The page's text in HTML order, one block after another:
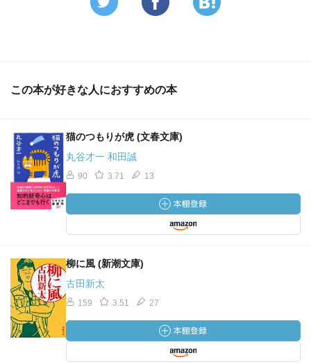
この本が好きな人におすすめの本
猫のつもりが虎 (文春文庫)
丸谷才一 和田誠
90 3.71 13
柳に風 (新潮文庫)
古田新太
159 3.51 27